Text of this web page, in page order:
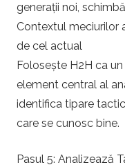
generații noi,
Contextul meciurilor
de cel actual
Folosește H2H ca
element central al
identifica tipare
care se cunosc bine.
Pasul 5: Analizează